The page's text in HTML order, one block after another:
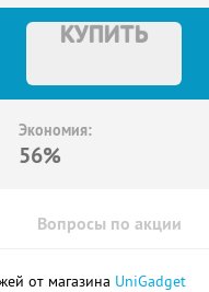
КУПИТЬ
Экономия:
56%
Вопросы по акции
от магазина UniGadget